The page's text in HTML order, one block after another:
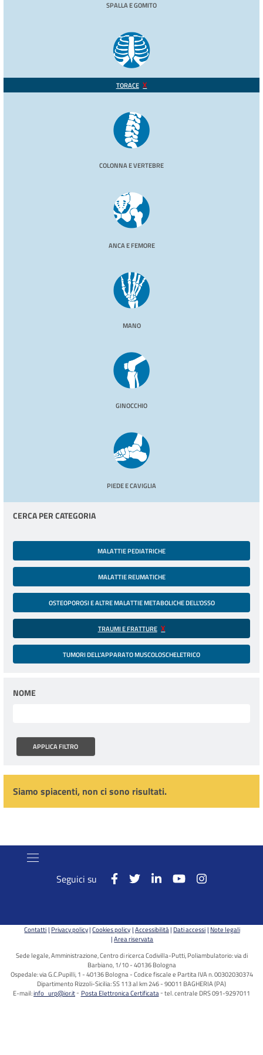
SPALLA E GOMITO
TORACE
COLONNA E VERTEBRE
ANCA E FEMORE
MANO
GINOCCHIO
PIEDE E CAVIGLIA
CERCA PER CATEGORIA
MALATTIE PEDIATRICHE
MALATTIE REUMATICHE
OSTEOPOROSI E ALTRE MALATTIE METABOLICHE DELL'OSSO
TRAUMI E FRATTURE
TUMORI DELL'APPARATO MUSCOLOSCHELETRICO
NOME
Siamo spiacenti, non ci sono risultati.
Seguici su
Contatti Privacy policy Cookies policy Accessibilità Dati accessi Note legali
Area riservata
Sede legale, Amministrazione, Centro di ricerca Codivilla-Putti, Poliambulatorio: via di
Barbiano, 1/10 - 40136 Bologna
Ospedale: via G.C.Pupilli, 1 - 40136 Bologna - Codice fiscale e Partita IVA n. 00302030374
Dipartimento Rizzoli-Sicilia: SS 113 al km 246 - 90011 BAGHERIA (PA)
E-mail:info_urp@ior.it Posta Elettronica Certificata tel. centrale DRS 091-9297011